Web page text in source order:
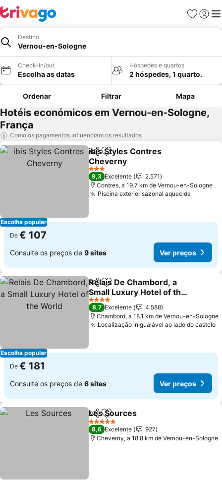
Favoritos
Iniciar
Destino
Vernou-en-Sologne
Check-in/out
Escolha as datas
Hóspedes e quartos
2 hóspedes, 1 quarto.
Ordenar Filtrar Mapa
Hotéis económicos em Vernou-en-Sologne,
França
Como os pagamentos influenciam os resultados
Escolha popular
PartilharAdicionar aos favoritos
ibis Styles Contres
Cheverny
3 Estrelas
9,3 Excelente
2.571
Contres, a 19.7 km de Vernou-en-Sologne
Piscina exterior sazonal aquecida
De € 107
Consulte os preços de 9 sites Ver preços
Escolha popular
PartilharAdicionar aos favoritos
Relais De Chambord, a
Small Luxury Hotel of the
World
4 Estrelas
8,7 Excelente
4.588
Chambord, a 18.1 km de Vernou-en-Sologne
Localização inigualável ao lado do castelo
De € 181
Consulte os preços de 6 sites Ver preços
PartilharAdicionar aos favoritos
Les Sources
5 Estrelas
8,6 Excelente
927
Cheverny, a 18.8 km de Vernou-en-Sologne